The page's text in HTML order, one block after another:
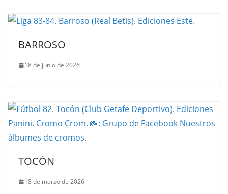
BARROSO
18 de junio de 2026
TOCÓN
18 de marzo de 2026